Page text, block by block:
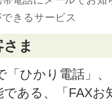
きるサービス
ま
「ひかり電話」
ある、「FAX